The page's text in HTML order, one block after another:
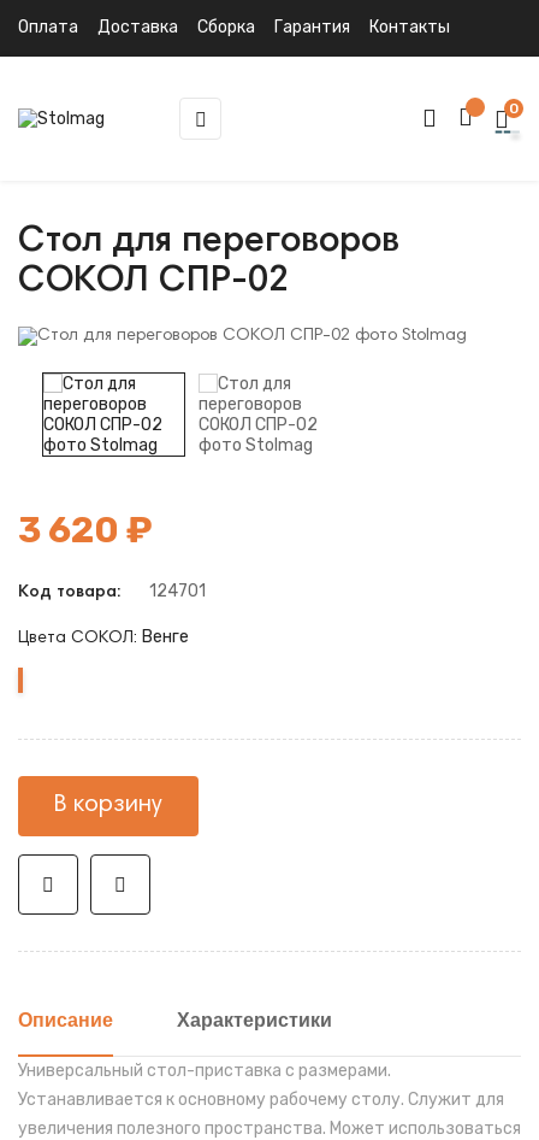
Оплата Доставка Сборка Гарантия Контакты
Toggle
navigation
☰ 0
Стол для переговоров
СОКОЛ СПР-02
3 620 ₽
Код товара: 124701
Цвета СОКОЛ: Венге
В корзину
Описание Характеристики
Универсальный стол-приставка с размерами.
Устанавливается к основному рабочему столу. Служит для
увеличения полезного пространства. Может использоваться